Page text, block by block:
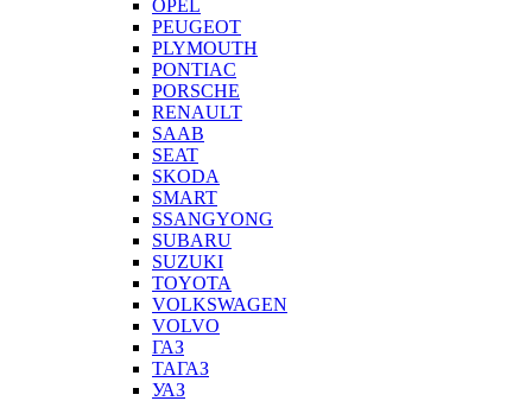
OPEL
PEUGEOT
PLYMOUTH
PONTIAC
PORSCHE
RENAULT
SAAB
SEAT
SKODA
SMART
SSANGYONG
SUBARU
SUZUKI
TOYOTA
VOLKSWAGEN
VOLVO
ГАЗ
ТАГАЗ
УАЗ